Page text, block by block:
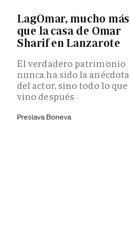
LagOmar, mucho más
que la casa de Omar
Sharif en Lanzarote
El verdadero patrimonio
nunca ha sido la anécdota
del actor, sino todo lo que
vino después
Preslava Boneva